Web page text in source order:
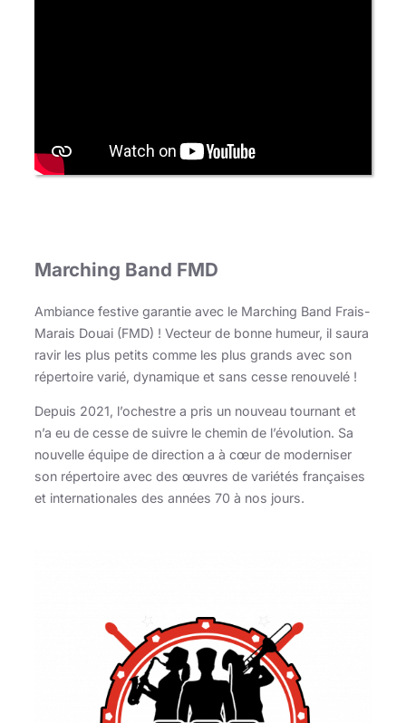
Marching Band FMD
Ambiance festive garantie avec le Marching Band Frais-
Marais Douai (FMD) ! Vecteur de bonne humeur, il saura
ravir les plus petits comme les plus grands avec son
répertoire varié, dynamique et sans cesse renouvelé !
Depuis 2021, l’ochestre a pris un nouveau tournant et
n’a eu de cesse de suivre le chemin de l’évolution. Sa
nouvelle équipe de direction a à cœur de moderniser
son répertoire avec des œuvres de variétés françaises
et internationales des années 70 à nos jours.